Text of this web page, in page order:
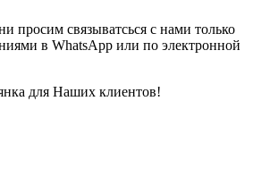
просим связыватсься с нами только
в WhatsApp или по электронной
для Наших клиентов!